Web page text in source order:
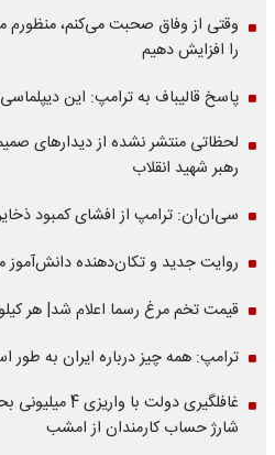
وقتی از وفاق صحبت می‌کنم، منظورم
را افزایش دهیم
پاسخ قالیباف به ترامپ: این
لحظاتی منتشر نشده از دیدارهای
رهبر شهید انقلاب
سی‌ان‌ان: ترامپ از افشای کمبود
روایت جدید و تکان‌دهنده
قیمت تخم مرغ رسما اعلام شد| هر
ترامپ: همه چیز درباره ایران به
غافلگیری دولت
شارژ حساب کارمندان از امشب